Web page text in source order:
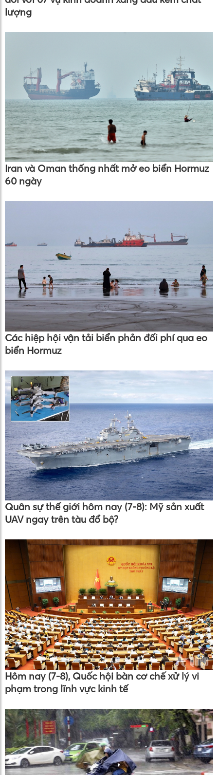
lượng
Iran và Oman thống nhất mở eo biển Hormuz
60 ngày
Các hiệp hội vận tải biển phản đối phí qua eo
biển Hormuz
Quân sự thế giới hôm nay (7-8): Mỹ sản xuất
UAV ngay trên tàu đổ bộ?
Hôm nay (7-8), Quốc hội bàn cơ chế xử lý vi
phạm trong lĩnh vực kinh tế